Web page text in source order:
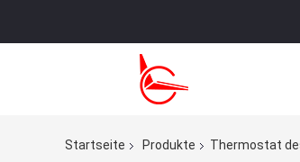
Startseite
Produkte Thermostat